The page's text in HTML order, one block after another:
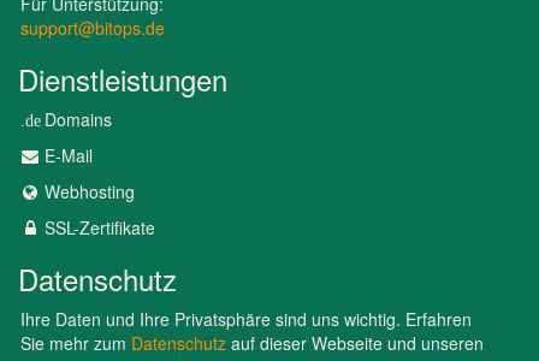
support@bitops.de
Dienstleistungen
.deDomains
E-Mail
Webhosting
SSL-Zertifikate
Datenschutz
Ihre Daten und Ihre Privatsphäre sind uns wichtig. Erfahren
Sie mehr zum Datenschutz auf dieser Webseite und unseren